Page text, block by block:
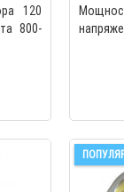
120
800-